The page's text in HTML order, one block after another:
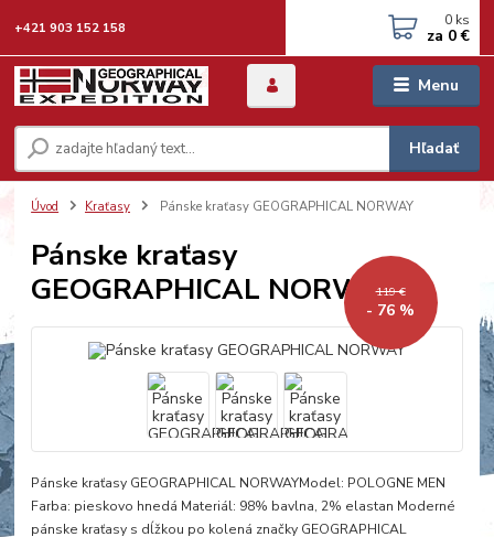
Menu
Hľadať
+421 903 152 158 0 ks
za 0 €
Úvod Kraťasy Pánske kraťasy GEOGRAPHICAL NORWAY
Pánske kraťasy
GEOGRAPHICAL NORWAY
119 €
- 76 %
Pánske kraťasy GEOGRAPHICAL NORWAYModel: POLOGNE MEN
Farba: pieskovo hnedá Materiál: 98% bavlna, 2% elastan Moderné
pánske kraťasy s dĺžkou po kolená značky GEOGRAPHICAL